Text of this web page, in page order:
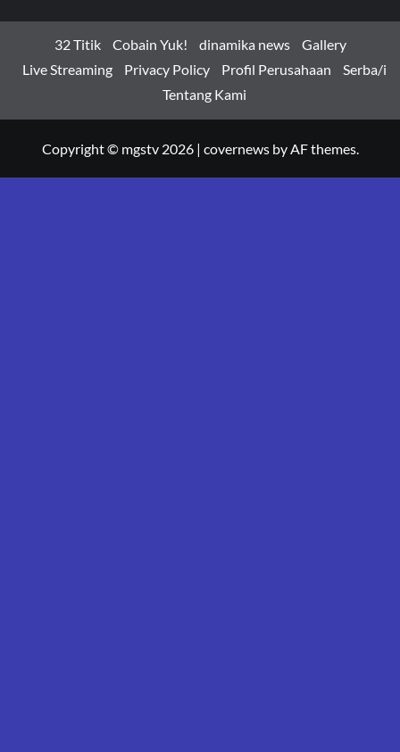
32 Titik Cobain Yuk! dinamika news
Gallery
Live Streaming
Privacy Policy Profil Perusahaan
Serba/i
Tentang Kami
Copyright © mgstv 2026 | covernewsby AF themes.